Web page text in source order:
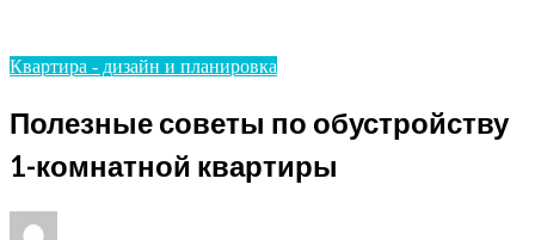
Квартира - дизайн и планировка
Полезные советы по обустройству
1-комнатной квартиры